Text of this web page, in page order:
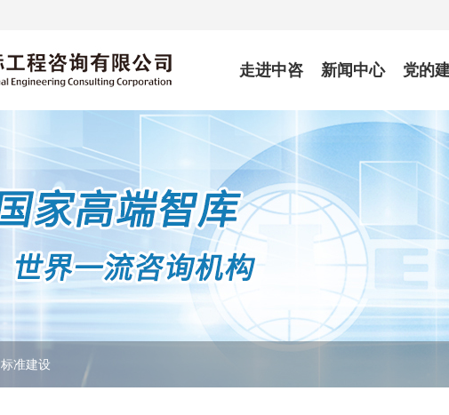
走进中咨 新闻中心 党的
标准建设